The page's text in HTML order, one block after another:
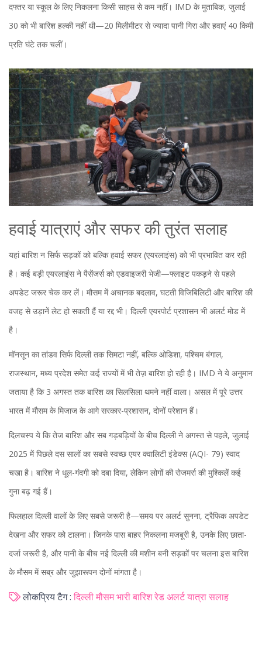
दफ्तर या स्कूल के लिए निकलना किसी साहस से कम नहीं। IMD के मुताबिक, जुलाई
30 को भी बारिश हल्की नहीं थी—20 मिलीमीटर से ज्यादा पानी गिरा और हवाएं 40 किमी
प्रति घंटे तक चलीं।
हवाई यात्राएं और सफर की तुरंत सलाह
यहां बारिश न सिर्फ सड़कों को बल्कि हवाई सफर (एयरलाइंस) को भी प्रभावित कर रही
है। कई बड़ी एयरलाइंस ने पैसेंजर्स को एडवाइजरी भेजी—फ्लाइट पकड़ने से पहले
अपडेट जरूर चेक कर लें। मौसम में अचानक बदलाव, घटती विजिबिलिटी और बारिश की
वजह से उड़ानें लेट हो सकती हैं या रद्द भी। दिल्ली एयरपोर्ट प्रशासन भी अलर्ट मोड में
है।
मॉनसून का तांडव सिर्फ दिल्ली तक सिमटा नहीं, बल्कि ओडिशा, पश्चिम बंगाल,
राजस्थान, मध्य प्रदेश समेत कई राज्यों में भी तेज़ बारिश हो रही है। IMD ने ये अनुमान
जताया है कि 3 अगस्त तक बारिश का सिलसिला थमने नहीं वाला। असल में पूरे उत्तर
भारत में मौसम के मिजाज के आगे सरकार-प्रशासन, दोनों परेशान हैं।
दिलचस्प ये कि तेज बारिश और सब गड़बड़ियों के बीच दिल्ली ने अगस्त से पहले, जुलाई
2025 में पिछले दस सालों का सबसे स्वच्छ एयर क्वालिटी इंडेक्स (AQI- 79) स्वाद
चखा है। बारिश ने धूल-गंदगी को दबा दिया, लेकिन लोगों की रोजमर्रा की मुश्किलें कई
गुना बढ़ गई हैं।
फिलहाल दिल्ली वालों के लिए सबसे जरूरी है—समय पर अलर्ट सुनना, ट्रैफिक अपडेट
देखना और सफर को टालना। जिनके पास बाहर निकलना मजबूरी है, उनके लिए छाता-
दर्जा जरूरी है, और पानी के बीच नई दिल्ली की मशीन बनी सड़कों पर चलना इस बारिश
के मौसम में सब्र और जुझारूपन दोनों मांगता है।
लोकप्रिय टैग : दिल्ली मौसम भारी बारिश रेड अलर्ट यात्रा सलाह